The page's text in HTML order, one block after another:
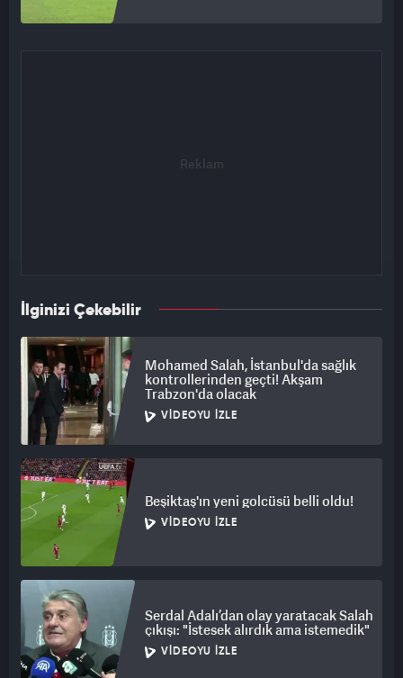
İlginizi Çekebilir
Mohamed Salah, İstanbul'da sağlık
kontrollerinden geçti! Akşam
Trabzon'da olacak
VIDEOYU İZLE
Beşiktaş'ın yeni golcüsü belli oldu!
VIDEOYU İZLE
Serdal Adalı’dan olay yaratacak Salah
çıkışı: "İstesek alırdık ama istemedik"
VIDEOYU İZLE